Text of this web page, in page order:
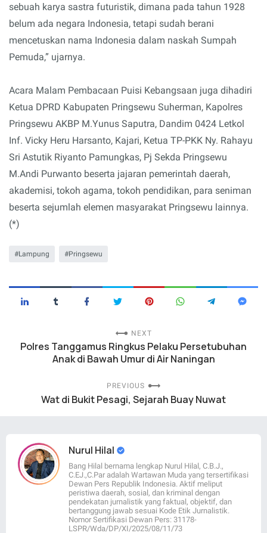
sebuah karya sastra futuristik, dimana pada tahun 1928
belum ada negara Indonesia, tetapi sudah berani
mencetuskan nama Indonesia dalam naskah Sumpah
Pemuda,” ujarnya.
Acara Malam Pembacaan Puisi Kebangsaan juga dihadiri
Ketua DPRD Kabupaten Pringsewu Suherman, Kapolres
Pringsewu AKBP M.Yunus Saputra, Dandim 0424 Letkol
Inf. Vicky Heru Harsanto, Kajari, Ketua TP-PKK Ny. Rahayu
Sri Astutik Riyanto Pamungkas, Pj Sekda Pringsewu
M.Andi Purwanto beserta jajaran pemerintah daerah,
akademisi, tokoh agama, tokoh pendidikan, para seniman
beserta sejumlah elemen masyarakat Pringsewu lainnya.
(*)
Lampung Pringsewu
NEXT
Polres Tanggamus Ringkus Pelaku Persetubuhan
Anak di Bawah Umur di Air Naningan
PREVIOUS
Wat di Bukit Pesagi, Sejarah Buay Nuwat
Nurul Hilal
Bang Hilal bernama lengkap Nurul Hilal, C.B.J.,
C.EJ.,C.Par adalah Wartawan Muda yang tersertifikasi
Dewan Pers Republik Indonesia. Aktif meliput
peristiwa daerah, sosial, dan kriminal dengan
pendekatan jurnalistik yang faktual, objektif, dan
bertanggung jawab sesuai Kode Etik Jurnalistik.
Nomor Sertifikasi Dewan Pers: 31178-
LSPR/Wda/DP/XI/2025/08/11/73